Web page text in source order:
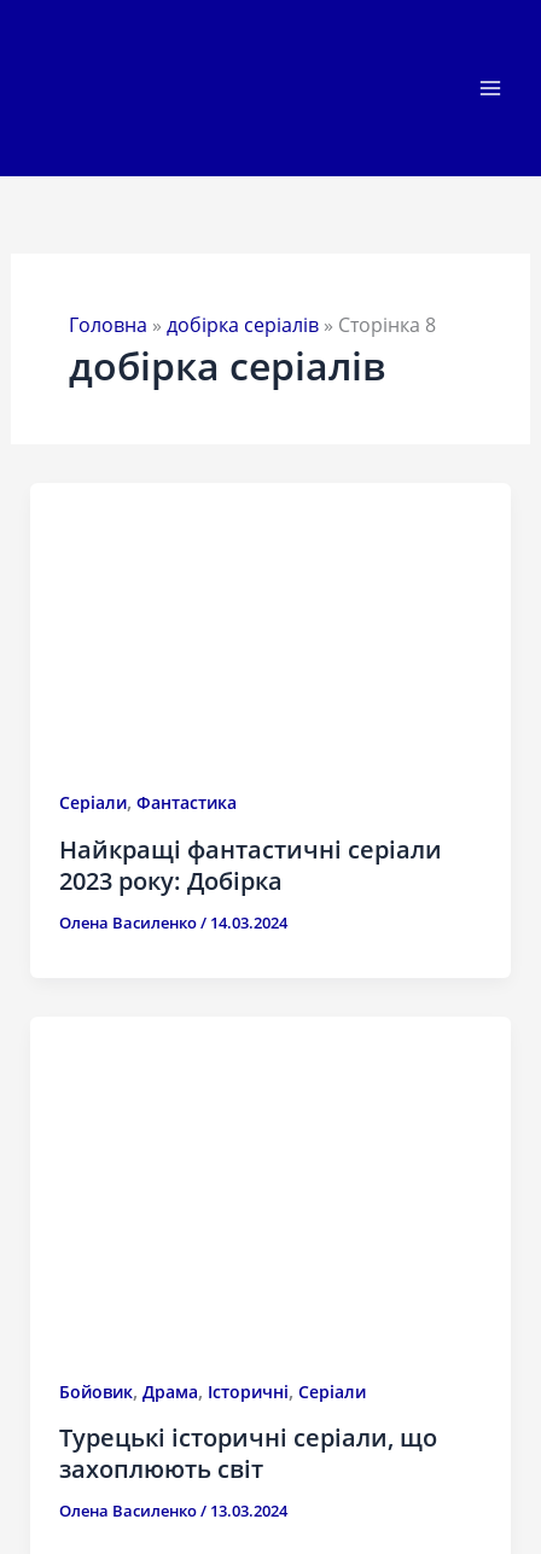
Головна » добірка серіалів» Сторінка 8
добірка серіалів
Серіали, Фантастика
Найкращі фантастичні серіали
2023 року: Добірка
Олена Василенко/ 14.03.2024
Бойовик, Драма, Історичні, Серіали
Турецькі історичні серіали, що
захоплюють світ
Олена Василенко/ 13.03.2024